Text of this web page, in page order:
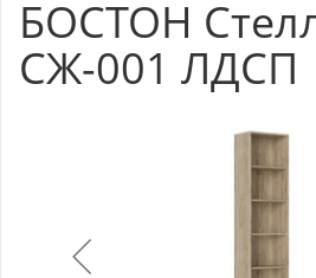
БОСТОН
СЖ-001 ЛДСП